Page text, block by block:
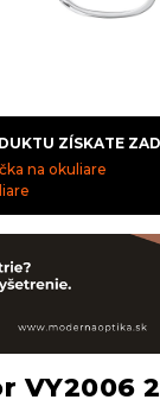
ZÍSKATE
na okuliare
VY2006